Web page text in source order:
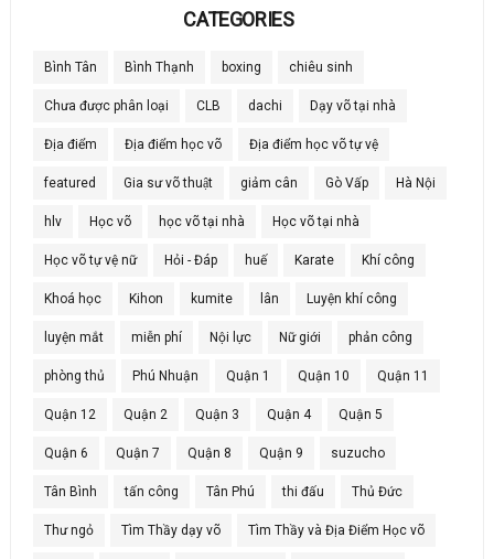
CATEGORIES
Bình Tân Bình Thạnh boxing chiêu sinh
Chưa được phân loại CLB dachi Dạy võ tại nhà
Địa điểm Địa điểm học võ Địa điểm học võ tự vệ
featured Gia sư võ thuật giảm cân Gò Vấp Hà Nội
hlv Học võ học võ tại nhà Học võ tại nhà
Học võ tự vệ nữ Hỏi - Đáp huế Karate Khí công
Khoá học Kihon kumite lân Luyện khí công
luyện mắt miễn phí Nội lực Nữ giới phản công
phòng thủ Phú Nhuận Quận 1 Quận 10 Quận 11
Quận 12 Quận 2 Quận 3 Quận 4 Quận 5
Quận 6 Quận 7 Quận 8 Quận 9 suzucho
Tân Bình tấn công Tân Phú thi đấu Thủ Đức
Thư ngỏ Tìm Thầy dạy võ Tìm Thầy và Địa Điểm Học võ